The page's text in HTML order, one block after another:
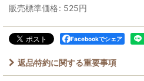
販売標準価格: 525円
Facebookでシェア
返品特約に関する重要事項